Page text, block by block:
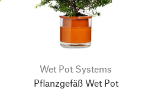
Wet Pot Systems
Pflanzgefäß Wet Pot